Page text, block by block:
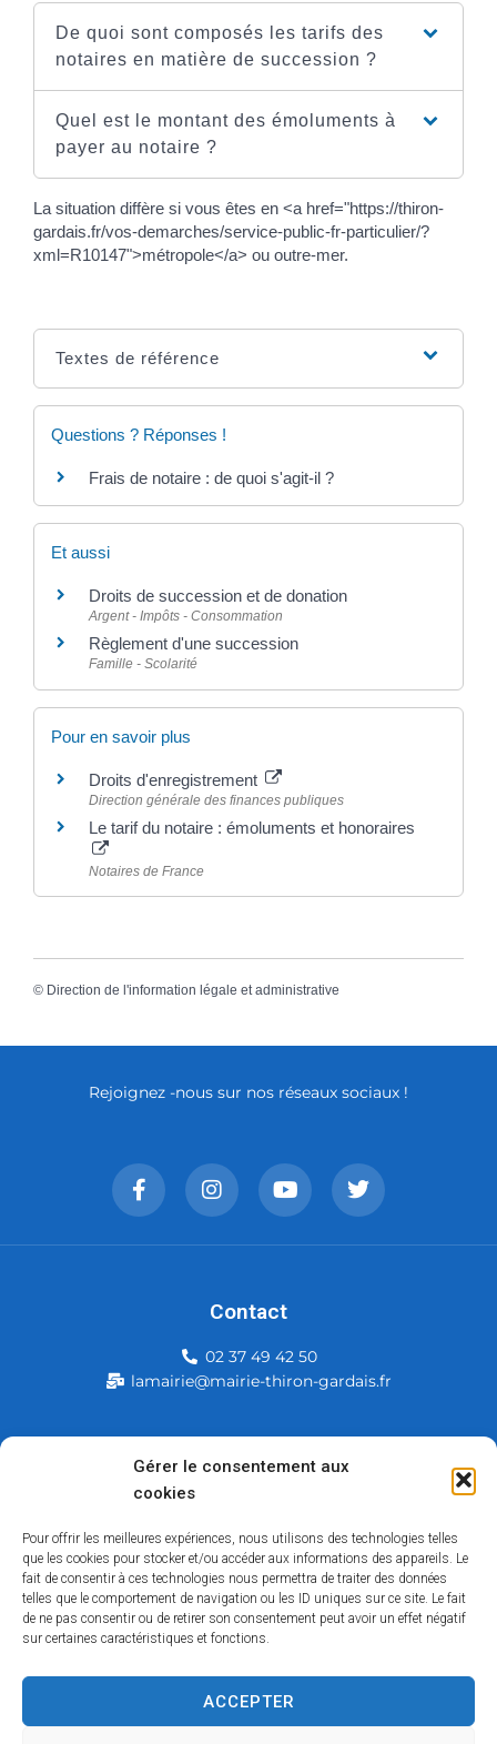
Gérer le consentement aux
cookies
Pour offrir les meilleures expériences, nous utilisons des technologies telles
que les cookies pour stocker et/ou accéder aux informations des appareils. Le
fait de consentir à ces technologies nous permettra de traiter des données
telles que le comportement de navigation ou les ID uniques sur ce site. Le fait
de ne pas consentir ou de retirer son consentement peut avoir un effet négatif
sur certaines caractéristiques et fonctions.
ACCEPTER
De quoi sont composés les tarifs des
notaires en matière de succession ?
Quel est le montant des émoluments à
payer au notaire ?
La situation diffère si vous êtes en <a href="https://thiron-
gardais.fr/vos-demarches/service-public-fr-particulier/?
xml=R10147">métropole</a> ou outre-mer.
Textes de référence
Questions ? Réponses !
Frais de notaire : de quoi s'agit-il ?
Et aussi
Droits de succession et de donation
Argent - Impôts - Consommation
Règlement d'une succession
Famille - Scolarité
Pour en savoir plus
Droits d'enregistrement
Direction générale des finances publiques
Le tarif du notaire : émoluments et honoraires
Notaires de France
© Direction de l'information légale et administrative
Mairie de Thiron-Gardais
28480 Thiron-Gardais
Rejoignez -nous sur nos réseaux sociaux !
Contact
02 37 49 42 50
lamairie@mairie-thiron-gardais.fr